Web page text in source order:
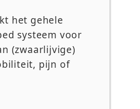
het gehele
systeem voor
(zwaarlijvige)
pijn of